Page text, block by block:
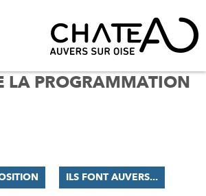
LA PROGRAMMATION
ILS FONT AUVERS...